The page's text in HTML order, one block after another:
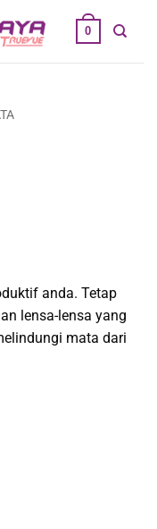
0
anda. Tetap
lensa-lensa yang
mata dari